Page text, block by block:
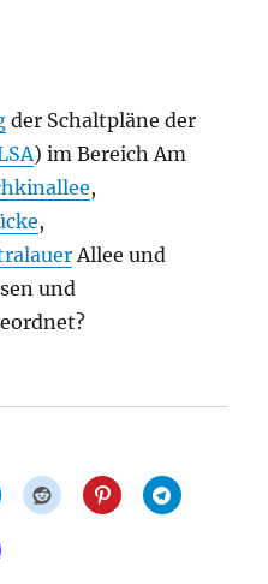
der Schaltpläne der
) im Bereich Am
,
,
Allee und
und
am 16.